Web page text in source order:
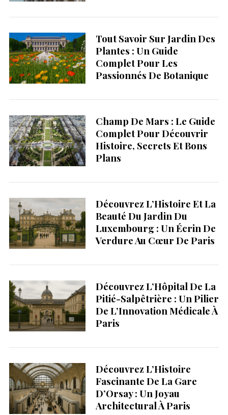
Tout Savoir Sur Jardin Des
Plantes : Un Guide
Complet Pour Les
Passionnés De Botanique
Champ De Mars : Le Guide
Complet Pour Découvrir
Histoire, Secrets Et Bons
Plans
Découvrez L’Histoire Et La
Beauté Du Jardin Du
Luxembourg : Un Écrin De
Verdure Au Cœur De Paris
Découvrez L’Hôpital De La
Pitié-Salpêtrière : Un Pilier
De L’Innovation Médicale À
Paris
Découvrez L’Histoire
Fascinante De La Gare
D’Orsay : Un Joyau
Architectural À Paris